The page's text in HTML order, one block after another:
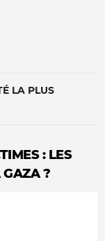
LA PLUS
: LES
GAZA ?